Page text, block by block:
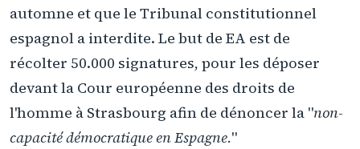
automne et que le Tribunal constitutionnel
espagnol a interdite. Le but de EA est de
récolter 50.000 signatures, pour les déposer
devant la Cour européenne des droits de
l'homme à Strasbourg afin de dénoncer la "non-
capacité démocratique en Espagne."